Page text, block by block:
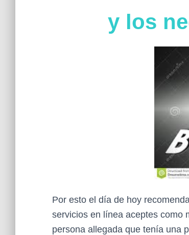
y los
Por esto el día de hoy
servicios en línea aceptes como
persona allegada que tenía una